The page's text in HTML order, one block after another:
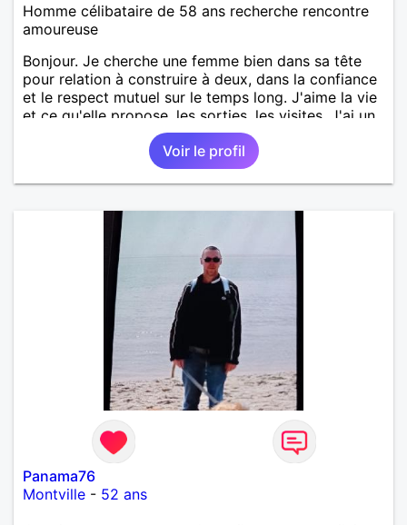
Homme célibataire de 58 ans recherche rencontre
amoureuse
Bonjour. Je cherche une femme bien dans sa tête
pour relation à construire à deux, dans la confiance
et le respect mutuel sur le temps long. J'aime la vie
et ce qu'elle propose, les sorties, les visites. J'ai un
bon relationnel chaleureux, mais aussi ancré, posé.
Ma situation personnelle est stable. Je souhaite
rencontrer une femme bien dans sa vie pour
avancer à deux. avec joie, complicité, affection.
Voir le profil
Panama76
Montville - 52 ans